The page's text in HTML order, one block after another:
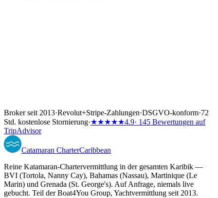
Broker seit 2013·Revolut+Stripe-Zahlungen·DSGVO-konform·72
Std. kostenlose Stornierung·★★★★★4.9· 145 Bewertungen auf
TripAdvisor
Catamaran CharterCaribbean
Reine Katamaran-Chartervermittlung in der gesamten Karibik —
BVI (Tortola, Nanny Cay), Bahamas (Nassau), Martinique (Le
Marin) und Grenada (St. George's). Auf Anfrage, niemals live
gebucht. Teil der Boat4You Group, Yachtvermittlung seit 2013.